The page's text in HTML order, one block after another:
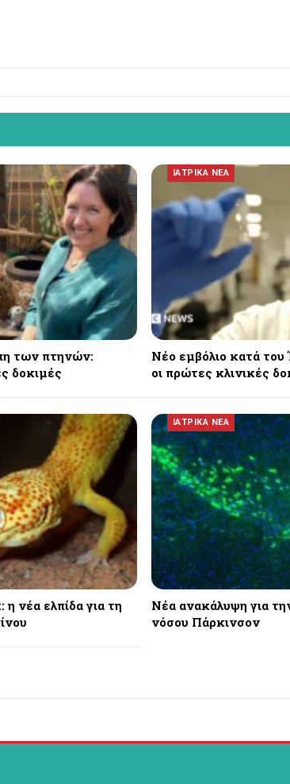
των πτηνών:
δοκιμές
ΙΑΤΡΙΚΑ ΝΕΑ
Νέο εμβόλιο κατά
οι πρώτες κλινικές
νέα ελπίδα για τη
ΙΑΤΡΙΚΑ ΝΕΑ
Νέα ανακάλυψη για
νόσου Πάρκινσον